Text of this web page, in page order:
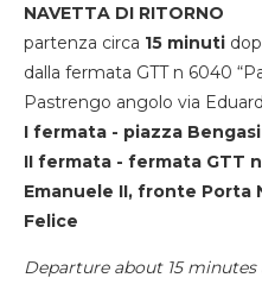
NAVETTA DI RITORNO
partenza circa 15 minuti
dalla fermata GTT n 6040
Pastrengo angolo via
I fermata - piazza Bengasi
II fermata - fermata GTT
Emanuele II, fronte Porta
Felice
Departure about 15